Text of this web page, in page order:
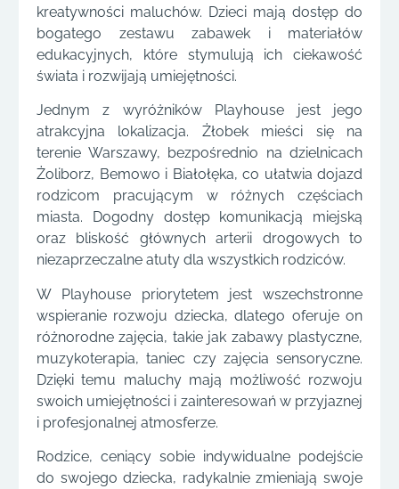
kreatywności maluchów. Dzieci mają dostęp do
bogatego zestawu zabawek i materiałów
edukacyjnych, które stymulują ich ciekawość
świata i rozwijają umiejętności.
Jednym z wyróżników Playhouse jest jego
atrakcyjna lokalizacja. Żłobek mieści się na
terenie Warszawy, bezpośrednio na dzielnicach
Żoliborz, Bemowo i Białołęka, co ułatwia dojazd
rodzicom pracującym w różnych częściach
miasta. Dogodny dostęp komunikacją miejską
oraz bliskość głównych arterii drogowych to
niezaprzeczalne atuty dla wszystkich rodziców.
W Playhouse priorytetem jest wszechstronne
wspieranie rozwoju dziecka, dlatego oferuje on
różnorodne zajęcia, takie jak zabawy plastyczne,
muzykoterapia, taniec czy zajęcia sensoryczne.
Dzięki temu maluchy mają możliwość rozwoju
swoich umiejętności i zainteresowań w przyjaznej
i profesjonalnej atmosferze.
Rodzice, ceniący sobie indywidualne podejście
do swojego dziecka, radykalnie zmieniają swoje